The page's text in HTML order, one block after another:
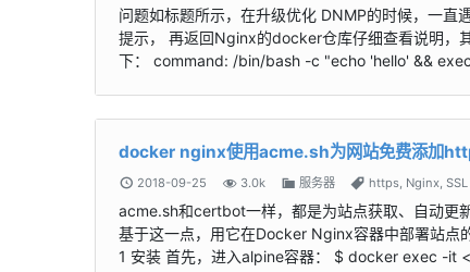
问题如标题所示，在升级优化 DNMP的时候，一
提示， 再返回Nginx的docker仓库仔细查看说明
下： command: /bin/bash -c "echo 'hello' &&
docker nginx使用acme.sh为网站免费添加
2018-09-25 3.0k 服务器 https Nginx SSL
acme.sh和certbot一样，都是为站点获取、自动更
基于这一点，用它在Docker Nginx容器中部署站点
1 安装 首先，进入alpine容器： $ docker exec -it